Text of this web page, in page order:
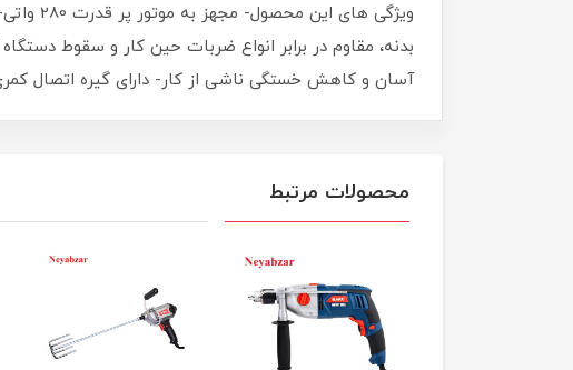
بدنه، مقاوم در برابر انواع ضربات حین کار و سقوط
آسان و کاهش خستگی ناشی از کار- دارای گیره اتصال
محصولات مرتبط